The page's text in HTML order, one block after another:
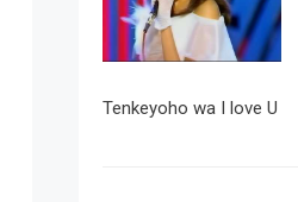
Tenkeyoho wa I love U